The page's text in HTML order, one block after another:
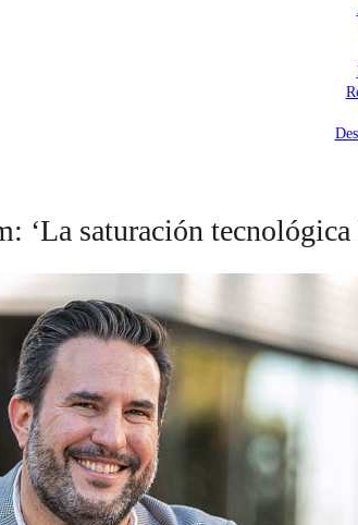
‘La saturación